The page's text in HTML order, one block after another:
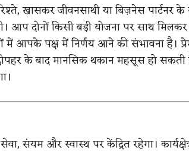
खासकर जीवनसाथी या बिज़नेस पार्टनर
आप दोनों किसी बड़ी योजना पर साथ
में आपके पक्ष में निर्णय आने की संभावना है।
के बाद मानसिक थकान महसूस हो सकती
संयम और स्वास्थ पर केंद्रित रहेगा।